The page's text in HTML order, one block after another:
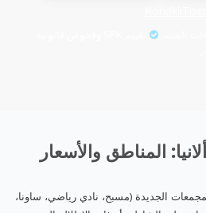
المناطق والأسعار
الجديدة (مسبح، نادي رياضي، ساونا،